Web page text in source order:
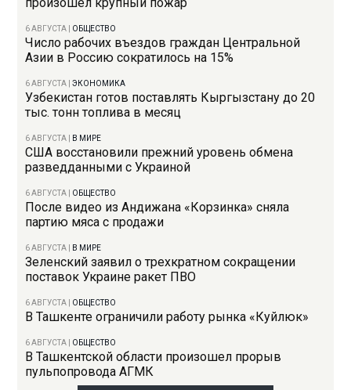
6 АВГУСТА ОБЩЕСТВО
Число рабочих въездов граждан Центральной
Азии в Россию сократилось на 15%
6 АВГУСТА |ЭКОНОМИКА
Узбекистан готов поставлять Кыргызстану до 20
тыс. тонн топлива в месяц
6 АВГУСТА В МИРЕ
США восстановили прежний уровень обмена
разведданными с Украиной
6 АВГУСТА ОБЩЕСТВО
После видео из Андижана «Корзинка» сняла
партию мяса с продажи
6 АВГУСТА В МИРЕ
Зеленский заявил о трехкратном сокращении
поставок Украине ракет ПВО
6 АВГУСТА ОБЩЕСТВО
В Ташкенте ограничили работу рынка «Куйлюк»
6 АВГУСТА ОБЩЕСТВО
В Ташкентской области произошел прорыв
пульпопровода АГМК